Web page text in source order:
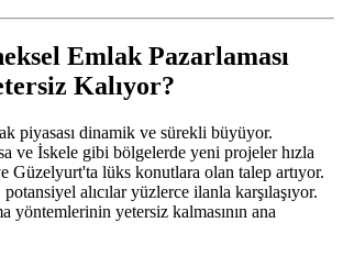
Emlak Pazarlaması
Kalıyor?
piyasası dinamik ve sürekli büyüyor.
ve İskele gibi bölgelerde yeni projeler hızla
Güzelyurt'ta lüks konutlara olan talep artıyor.
alıcılar yüzlerce ilanla karşılaşıyor.
yöntemlerinin yetersiz kalmasının ana